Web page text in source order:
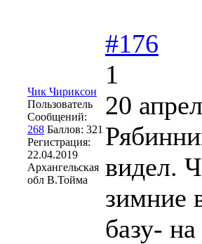
Чик Чириксон
Пользователь
Сообщений:
268 Баллов: 321
Регистрация:
22.04.2019
Архангельская
обл В.Тойма
#176
1
20
видел.
зимние
базу-